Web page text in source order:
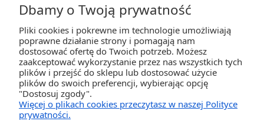
Canoe Grabner XR-Trekking
13 100,00 zł
Dbamy o Twoją prywatność
Pliki cookies i pokrewne im technologie umożliwiają
poprawne działanie strony i pomagają nam
dostosować ofertę do Twoich potrzeb. Możesz
zaakceptować wykorzystanie przez nas wszystkich tych
plików i przejść do sklepu lub dostosować użycie
plików do swoich preferencji, wybierając opcję
"Dostosuj zgody".
Więcej o plikach cookies przeczytasz w naszej Polityce
prywatności.